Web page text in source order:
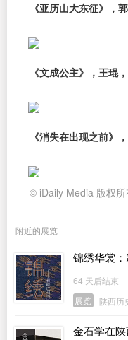
《亚历山大东征》，
《文成公主》，王琨
《消失在出现之前》
© iDaily Media 版权所
附近的展览
锦绣华裳
64 天后结束
展览
陕西历
金石学在陕